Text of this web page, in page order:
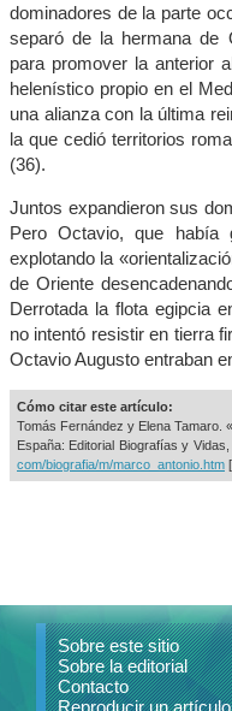
dominadores de la parte
separó de la hermana de
para promover la anterior
helenístico propio en el
una alianza con la última
la que cedió territorios
(36).
Juntos expandieron sus
Pero Octavio, que había
explotando la
de Oriente
Derrotada la flota egipcia
no intentó resistir en tierra
Octavio Augusto entraban
Cómo citar este artículo:
Tomás Fernández y Elena Tamaro. «
España: Editorial Biografías y
com/biografia/m/marco_antonio.htm
Sobre este sitio
Sobre la editorial
Contacto